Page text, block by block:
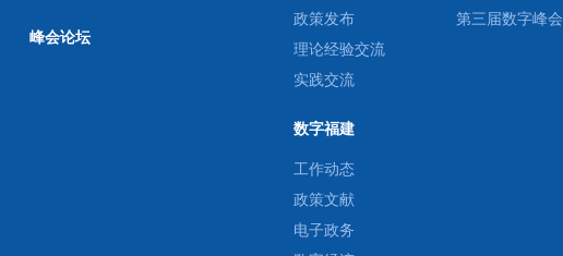
峰会论坛
政策发布
理论经验交流
实践交流
数字福建
工作动态
政策文献
电子政务
第三届数字峰会